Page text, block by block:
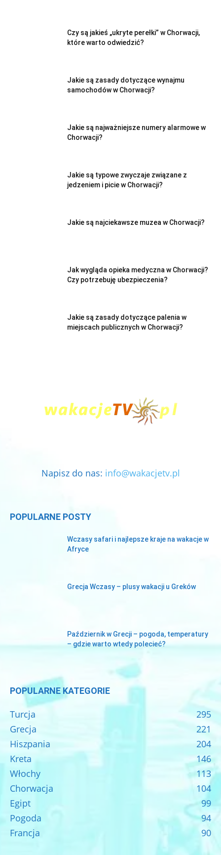
Czy są jakieś „ukryte perełki” w Chorwacji,
które warto odwiedzić?
Jakie są zasady dotyczące wynajmu
samochodów w Chorwacji?
Jakie są najważniejsze numery alarmowe w
Chorwacji?
Jakie są typowe zwyczaje związane z
jedzeniem i picie w Chorwacji?
Jakie są najciekawsze muzea w Chorwacji?
Jak wygląda opieka medyczna w Chorwacji?
Czy potrzebuję ubezpieczenia?
Jakie są zasady dotyczące palenia w
miejscach publicznych w Chorwacji?
Napisz do nas: info@wakacjetv.pl
POPULARNE POSTY
Wczasy safari i najlepsze kraje na wakacje w
Afryce
Grecja Wczasy – plusy wakacji u Greków
Październik w Grecji – pogoda, temperatury
– gdzie warto wtedy polecieć?
POPULARNE KATEGORIE
Turcja
295
Grecja
221
Hiszpania
204
Kreta
146
Włochy
113
Chorwacja
104
Egipt
99
Pogoda
94
Francja
90